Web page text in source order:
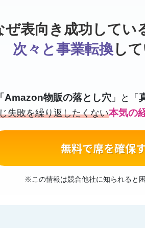
ぜ表向き成功してい
次々と事業転換し
Amazon物販の落とし穴 」と「
失敗を繰り返したくない本気の
無料で席を確保
※この情報は競合他社に知られると